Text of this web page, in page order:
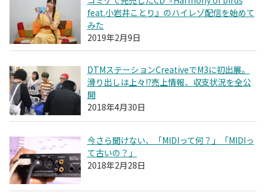
feat.小岩井ことり』のハイレゾ配信を始めて
みた
2019年2月9日
DTMステーションCreativeでM3に初出展。
滑り出しは上々!?売上情報、収支状況を全公
開
2018年4月30日
今さら聞けない、「MIDIって何？」「MIDIっ
て古いの？」
2018年2月28日